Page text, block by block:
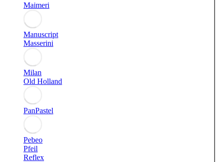
Maimeri
Manuscript
Masserini
Milan
Old Holland
PanPastel
Pebeo
Pfeil
Reflex